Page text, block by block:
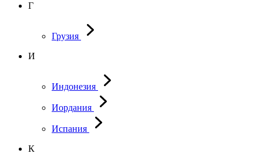
Г
Грузия
И
Индонезия
Иордания
Испания
К